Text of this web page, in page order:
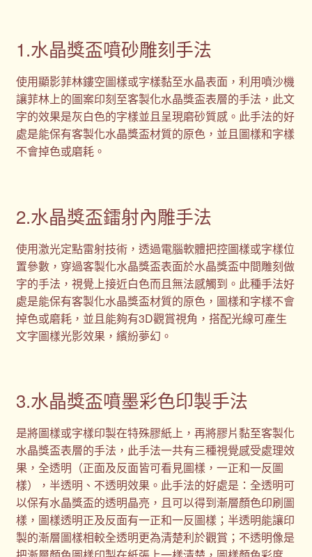
1.水晶獎盃噴砂雕刻手法
使用顯影菲林鏤空圖樣或字樣黏至水晶表面，利用噴沙機
讓菲林上的圖案印刻至客製化水晶獎盃表層的手法，此文
字的效果是灰白色的字樣並且呈現磨砂質感。此手法的好
處是能保有客製化水晶獎盃材質的原色，並且圖樣和字樣
不會掉色或磨耗。
2.水晶獎盃鐳射內雕手法
使用激光定點雷射技術，透過電腦軟體把控圖樣或字樣位
置參數，穿過客製化水晶獎盃表面於水晶獎盃中間雕刻做
字的手法，視覺上接近白色而且無法感觸到。此種手法好
處是能保有客製化水晶獎盃材質的原色，圖樣和字樣不會
掉色或磨耗，並且能夠有3D觀賞視角，搭配光線可產生
文字圖樣光影效果，繽紛夢幻。
3.水晶獎盃噴墨彩色印製手法
是將圖樣或字樣印製在特殊膠紙上，再將膠片黏至客製化
水晶獎盃表層的手法，此手法一共有三種視覺感受處理效
果，全透明（正面及反面皆可看見圖樣，一正和一反圖
樣），半透明、不透明效果。此手法的好處是：全透明可
以保有水晶獎盃的透明晶亮，且可以得到漸層顏色印刷圖
樣，圖樣透明正及反面有一正和一反圖樣；半透明能讓印
製的漸層圖樣相較全透明更為清楚利於觀賞；不透明像是